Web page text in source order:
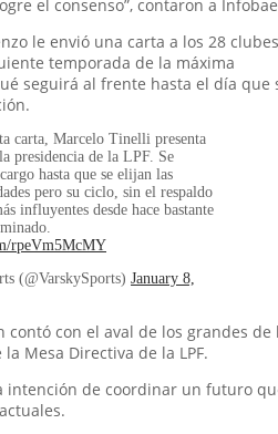
el consenso”, contaron a
le envió una carta a los 28 clubes
temporada de la máxima
seguirá al frente hasta el día que
carta, Marcelo Tinelli presenta
presidencia de la LPF. Se
hasta que se elijan las
pero su ciclo, sin el respaldo
influyentes desde hace bastante
rpeVm5McMY
(@VarskySports) January 8,
contó con el aval de los grandes de
Mesa Directiva de la LPF.
intención de coordinar un futuro